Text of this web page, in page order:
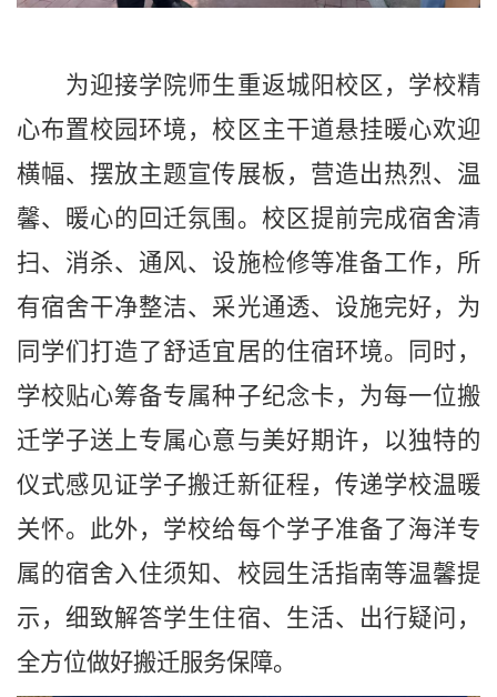
为迎接学院师生重返城阳校区，学校精
心布置校园环境，校区主干道悬挂暖心欢迎
横幅、摆放主题宣传展板，营造出热烈、温
馨、暖心的回迁氛围。校区提前完成宿舍清
扫、消杀、通风、设施检修等准备工作，所
有宿舍干净整洁、采光通透、设施完好，为
同学们打造了舒适宜居的住宿环境。同时，
学校贴心筹备专属种子纪念卡，为每一位搬
迁学子送上专属心意与美好期许，以独特的
仪式感见证学子搬迁新征程，传递学校温暖
关怀。此外，学校给每个学子准备了海洋专
属的宿舍入住须知、校园生活指南等温馨提
示，细致解答学生住宿、生活、出行疑问，
全方位做好搬迁服务保障。